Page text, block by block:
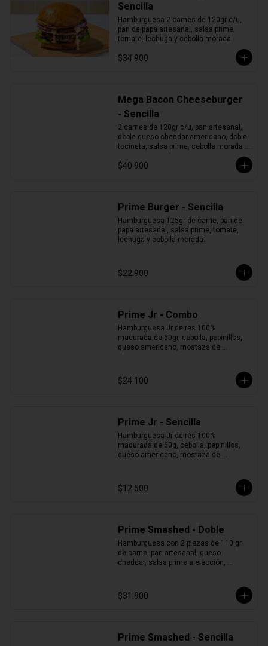
Sencilla
Hamburguesa 2 carnes de 120gr c/u,
pan de papa artesanal, salsa prime,
tomate, lechuga y cebolla morada.
$34.900
Mega Bacon Cheeseburger
- Sencilla
2 carnes de 120gr c/u, pan artesanal,
doble queso cheddar americano, doble
tocineta, salsa prime, cebolla morada y
$40.900
Prime Burger - Sencilla
Hamburguesa 125gr de carne, pan de
papa artesanal, salsa prime, tomate,
lechuga y cebolla morada.
$22.900
Prime Jr - Combo
Hamburguesa Jr de res 100%
madurada de 60gr, cebolla, pepinillos,
queso americano, mostaza de
$24.100
Prime Jr - Sencilla
Hamburguesa Jr de res 100%
madurada de 60g, cebolla, pepinillos,
queso americano, mostaza de
$12.500
Prime Smashed - Doble
Hamburguesa con 2 piezas de 110 gr
de carne, pan artesanal, queso
cheddar, salsa prime a elección,
$31.900
Prime Smashed - Sencilla